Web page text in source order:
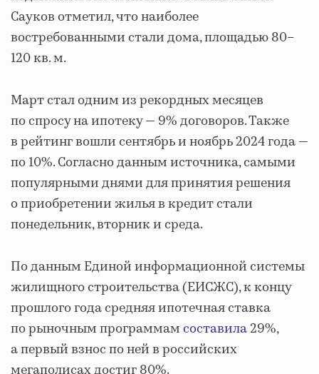
Сауков отметил, что наиболее
востребованными стали дома, площадью 80–
120 кв. м.
Март стал одним из рекордных месяцев
по спросу на ипотеку — 9% договоров. Также
в рейтинг вошли сентябрь и ноябрь 2024 года —
по 10%. Согласно данным источника, самыми
популярными днями для принятия решения
о приобретении жилья в кредит стали
понедельник, вторник и среда.
По данным Единой информационной системы
жилищного строительства (ЕИСЖС), к концу
прошлого года средняя ипотечная ставка
по рыночным программамсоставила29%,
а первый взнос по ней в российских
мегаполисах достиг 80%.